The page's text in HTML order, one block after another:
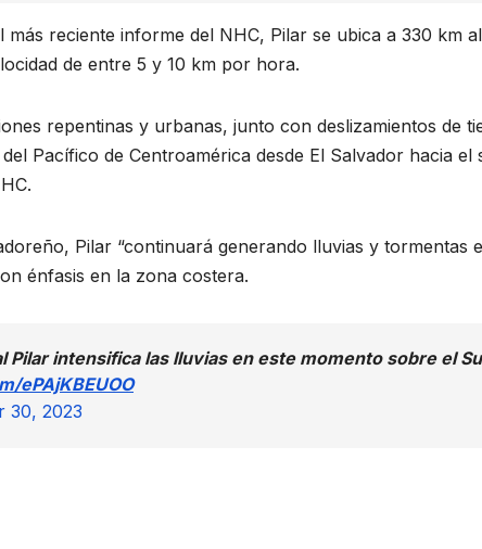
reciente informe del NHC, Pilar se ubica a 330 km al
de entre 5 y 10 km por hora.
repentinas y urbanas, junto con deslizamientos de
Pacífico de Centroamérica desde El Salvador hacia el
Pilar “continuará generando lluvias y tormentas
énfasis en la zona costera.
Pilar intensifica las lluvias en este momento sobre el
ePAjKBEUOO
30, 2023